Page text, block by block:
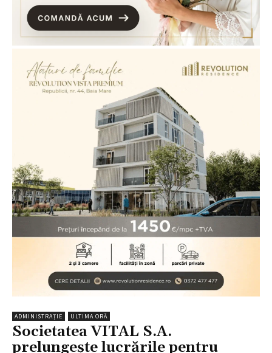
ADMINISTRAȚIE ULTIMA ORĂ
Societatea VITAL S.A.
prelungește lucrările pentru